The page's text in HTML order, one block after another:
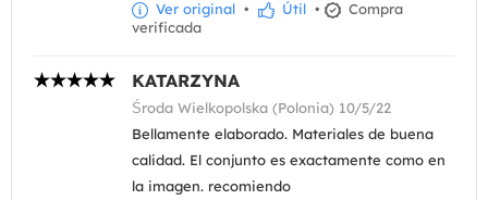
Ver original • Útil •
Compra
verificada
KATARZYNA
Środa Wielkopolska (Polonia) 10/5/22
Bellamente elaborado. Materiales de buena
calidad. El conjunto es exactamente como en
la imagen. recomiendo